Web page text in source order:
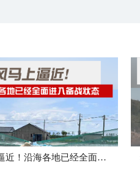
台风马上逼近！沿海各地已经全面进入备战状态